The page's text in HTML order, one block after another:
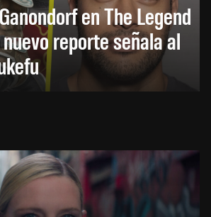
en The Legend
reporte señala al